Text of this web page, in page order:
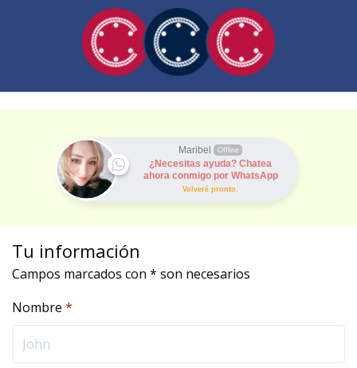
Maribel Offline
¿Necesitas ayuda? Chatea
ahora conmigo por WhatsApp
Volveré pronto.
Tu información
Campos marcados con * son necesarios
Nombre *